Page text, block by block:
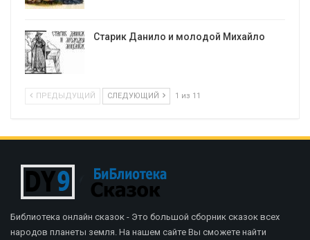
Старик Данило и молодой Михайло
ПРЕДЫДУЩИЙ СЛЕДУЮЩИЙ 1 из 11
Библиотека онлайн сказок - Это большой сборник сказок всех
народов планеты земля. На нашем сайте Вы сможете найти